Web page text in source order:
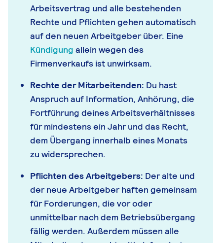
Arbeitsvertrag und alle bestehenden
Rechte und Pflichten gehen automatisch
auf den neuen Arbeitgeber über. Eine
Kündigung allein wegen des
Firmenverkaufs ist unwirksam.
Rechte der Mitarbeitenden: Du hast
Anspruch auf Information, Anhörung, die
Fortführung deines Arbeitsverhältnisses
für mindestens ein Jahr und das Recht,
dem Übergang innerhalb eines Monats
zu widersprechen.
Pflichten des Arbeitgebers: Der alte und
der neue Arbeitgeber haften gemeinsam
für Forderungen, die vor oder
unmittelbar nach dem Betriebsübergang
fällig werden. Außerdem müssen alle